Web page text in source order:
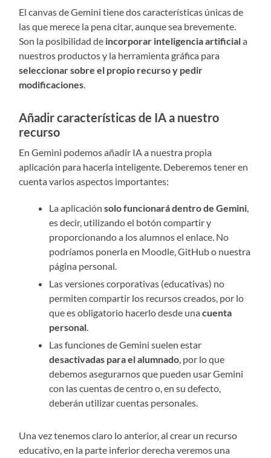
El canvas de Gemini tiene dos características únicas de
las que merece la pena citar, aunque sea brevemente.
Son la posibilidad de incorporar inteligencia artificiala
nuestros productos y la herramienta gráfica para
seleccionar sobre el propio recurso y pedir
modificaciones.
Añadir características de IA a nuestro
recurso
En Gemini podemos añadir IA a nuestra propia
aplicación para hacerla inteligente. Deberemos tener en
cuenta varios aspectos importantes:
La aplicaciónsolo funcionará dentro de Gemini,
es decir, utilizando el botón compartir y
proporcionando a los alumnos el enlace. No
podríamos ponerla en Moodle, GitHub o nuestra
página personal.
Las versiones corporativas (educativas) no
permiten compartir los recursos creados, por lo
que es obligatorio hacerlo desde unacuenta
personal.
Las funciones de Gemini suelen estar
desactivadas para el alumnado, por lo que
debemos asegurarnos que pueden usar Gemini
con las cuentas de centro o, en su defecto,
deberán utilizar cuentas personales.
Una vez tenemos claro lo anterior, al crear un recurso
educativo, en la parte inferior derecha veremos una